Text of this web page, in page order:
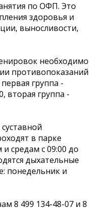
по ОФП. Это
здоровья и
выносливости,
необходимо
противопоказаний
группа -
вторая группа -
в парке
средам с 09:00 до
дыхательные
понедельник и
8 499 134-48-07 и 8